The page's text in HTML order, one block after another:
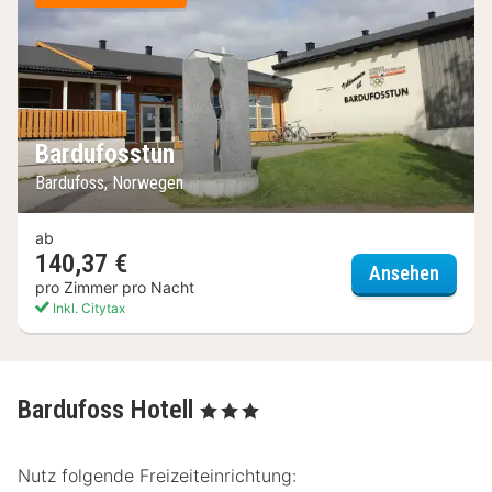
Bardufosstun
Bardufoss, Norwegen
ab
140,37 €
pro Zimmer pro Nacht
Inkl. Citytax
Ansehen
Bardufoss Hotell , 3 Sterne
Nutz folgende Freizeiteinrichtung: